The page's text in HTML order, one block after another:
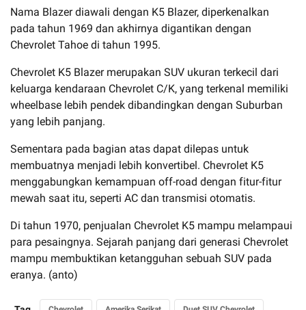
Nama Blazer diawali dengan K5 Blazer, diperkenalkan
pada tahun 1969 dan akhirnya digantikan dengan
Chevrolet Tahoe di tahun 1995.
Chevrolet K5 Blazer merupakan SUV ukuran terkecil dari
keluarga kendaraan Chevrolet C/K, yang terkenal memiliki
wheelbase lebih pendek dibandingkan dengan Suburban
yang lebih panjang.
Sementara pada bagian atas dapat dilepas untuk
membuatnya menjadi lebih konvertibel. Chevrolet K5
menggabungkan kemampuan off-road dengan fitur-fitur
mewah saat itu, seperti AC dan transmisi otomatis.
Di tahun 1970, penjualan Chevrolet K5 mampu melampaui
para pesaingnya. Sejarah panjang dari generasi Chevrolet
mampu membuktikan ketangguhan sebuah SUV pada
eranya. (anto)